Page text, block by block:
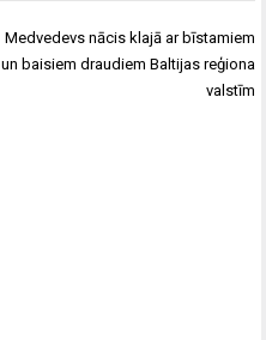
Medvedevs nācis klajā ar bīstamiem
un baisiem draudiem Baltijas reģiona
valstīm